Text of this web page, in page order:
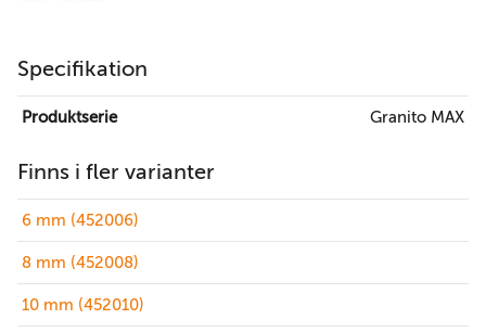
Specifikation
Produktserie Granito MAX
Finns i fler varianter
6 mm (452006)
8 mm (452008)
10 mm (452010)